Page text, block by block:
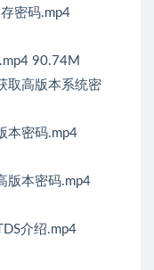
密码.mp4
90.74M
取高版本系统密
本密码.mp4
版本密码.mp4
介绍.mp4